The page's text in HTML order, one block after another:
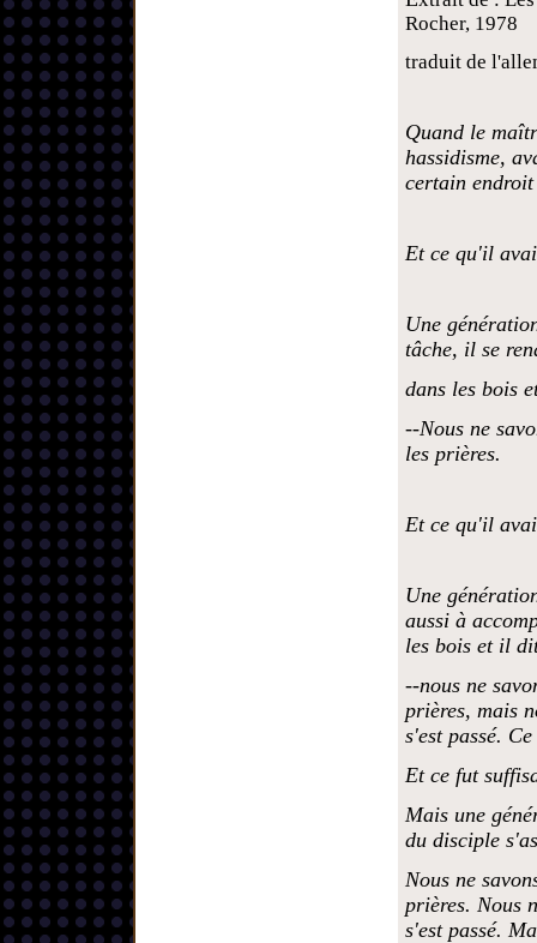
Rocher, 1978
traduit de
Quand le
hassidisme,
certain
Et ce qu'il
Une
tâche, il se
dans les bois
--Nous ne
les prières.
Et ce qu'il
Une
aussi à
les bois et il
--nous ne
prières, mais
s'est passé.
Et ce fut
Mais une
du disciple
Nous ne
prières. Nous
s'est passé.